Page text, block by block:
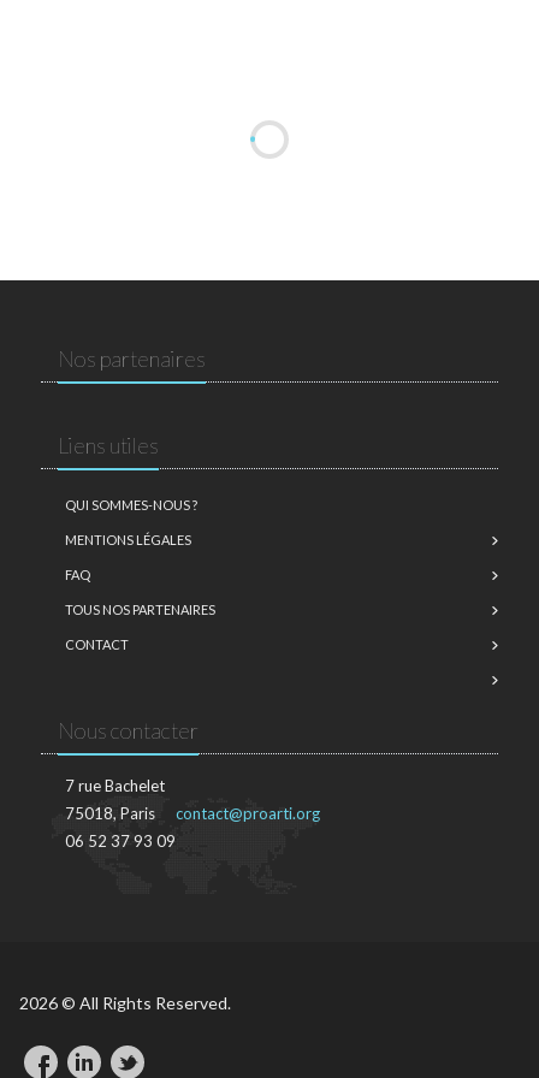
Nos partenaires
Liens utiles
QUI SOMMES-NOUS ?
MENTIONS LÉGALES
FAQ
TOUS NOS PARTENAIRES
CONTACT
Nous contacter
7 rue Bachelet
75018, Paris
06 52 37 93 09
contact@proarti.org
2026 © All Rights Reserved.